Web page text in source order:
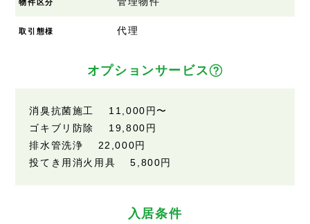
物件区分
取引態様 代理
オプションサービス
消臭抗菌施工 11,000円〜
ゴキブリ防除 19,800円
排水管洗浄 22,000円
投てき用消火用具 5,800円
入居条件